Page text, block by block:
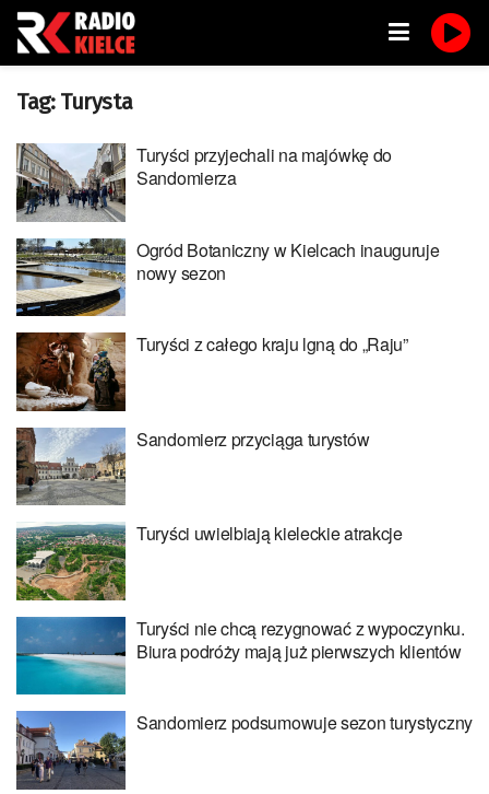
Tag: Turysta
Turyści przyjechali na majówkę do
Sandomierza
Ogród Botaniczny w Kielcach inauguruje
nowy sezon
Turyści z całego kraju lgną do „Raju”
Sandomierz przyciąga turystów
Turyści uwielbiają kieleckie atrakcje
Turyści nie chcą rezygnować z wypoczynku.
Biura podróży mają już pierwszych klientów
Sandomierz podsumowuje sezon turystyczny